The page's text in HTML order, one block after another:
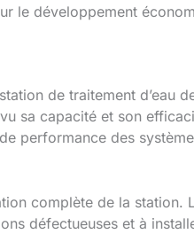
le développement
de traitement d’eau
sa capacité et son
performance des
complète de la station.
défectueuses et à